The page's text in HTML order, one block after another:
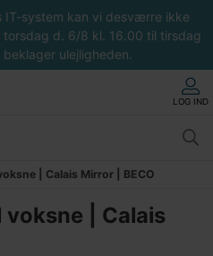
IT-system kan vi desværre ikke
d. 6/8 kl. 16.00 til tirsdag
ulejligheden.
LOG IND
| Calais Mirror | BECO
| Calais